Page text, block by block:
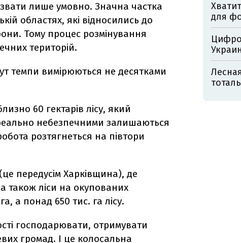
лише умовно. Значна частка
областях, які відносились до
Тому процес розмінування
територій.
темпи вимірюються не десятками
60 гектарів лісу, який
небезпечними залишаються
розтягнеться на півтори
передусім Харківщина), де
також ліси на окупованих
а понад 650 тис. га лісу.
господарювати, отримувати
громад. І це колосальна
для